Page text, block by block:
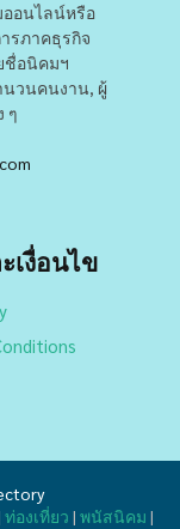
อนไลน์หรือ
รภาคธุรกิจ
ชื่อนิคมฯ
นวนคนงาน, ผู้
ๆ
เงื่อนไข
ท่องเที่ยว | พนัสนิคม |